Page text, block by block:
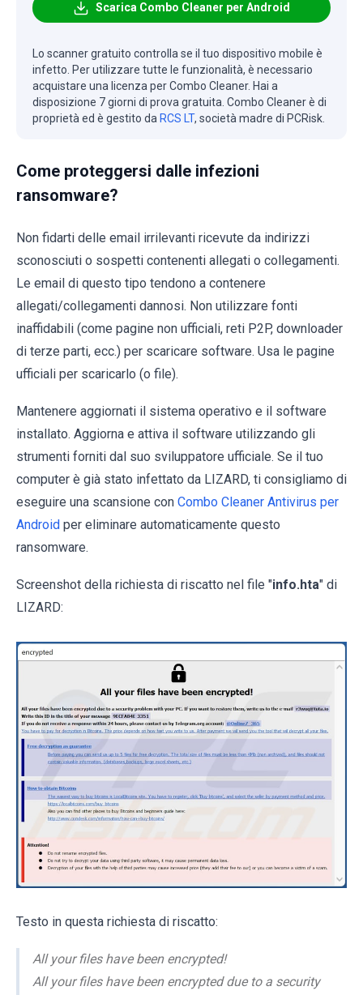
Scarica Combo Cleaner per Android
Lo scanner gratuito controlla se il tuo dispositivo mobile è
infetto. Per utilizzare tutte le funzionalità, è necessario
acquistare una licenza per Combo Cleaner. Hai a
disposizione 7 giorni di prova gratuita. Combo Cleaner è di
proprietà ed è gestito da RCS LT, società madre di PCRisk.
Come proteggersi dalle infezioni
ransomware?
Non fidarti delle email irrilevanti ricevute da indirizzi
sconosciuti o sospetti contenenti allegati o collegamenti.
Le email di questo tipo tendono a contenere
allegati/collegamenti dannosi. Non utilizzare fonti
inaffidabili (come pagine non ufficiali, reti P2P, downloader
di terze parti, ecc.) per scaricare software. Usa le pagine
ufficiali per scaricarlo (o file).
Mantenere aggiornati il sistema operativo e il software
installato. Aggiorna e attiva il software utilizzando gli
strumenti forniti dal suo sviluppatore ufficiale. Se il tuo
computer è già stato infettato da LIZARD, ti consigliamo di
eseguire una scansione con Combo Cleaner Antivirus per
Android per eliminare automaticamente questo
ransomware.
Screenshot della richiesta di riscatto nel file "info.hta" di
LIZARD:
Testo in questa richiesta di riscatto:
All your files have been encrypted!
All your files have been encrypted due to a security